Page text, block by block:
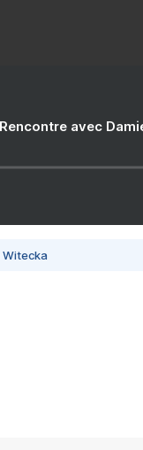
avec
Witecka